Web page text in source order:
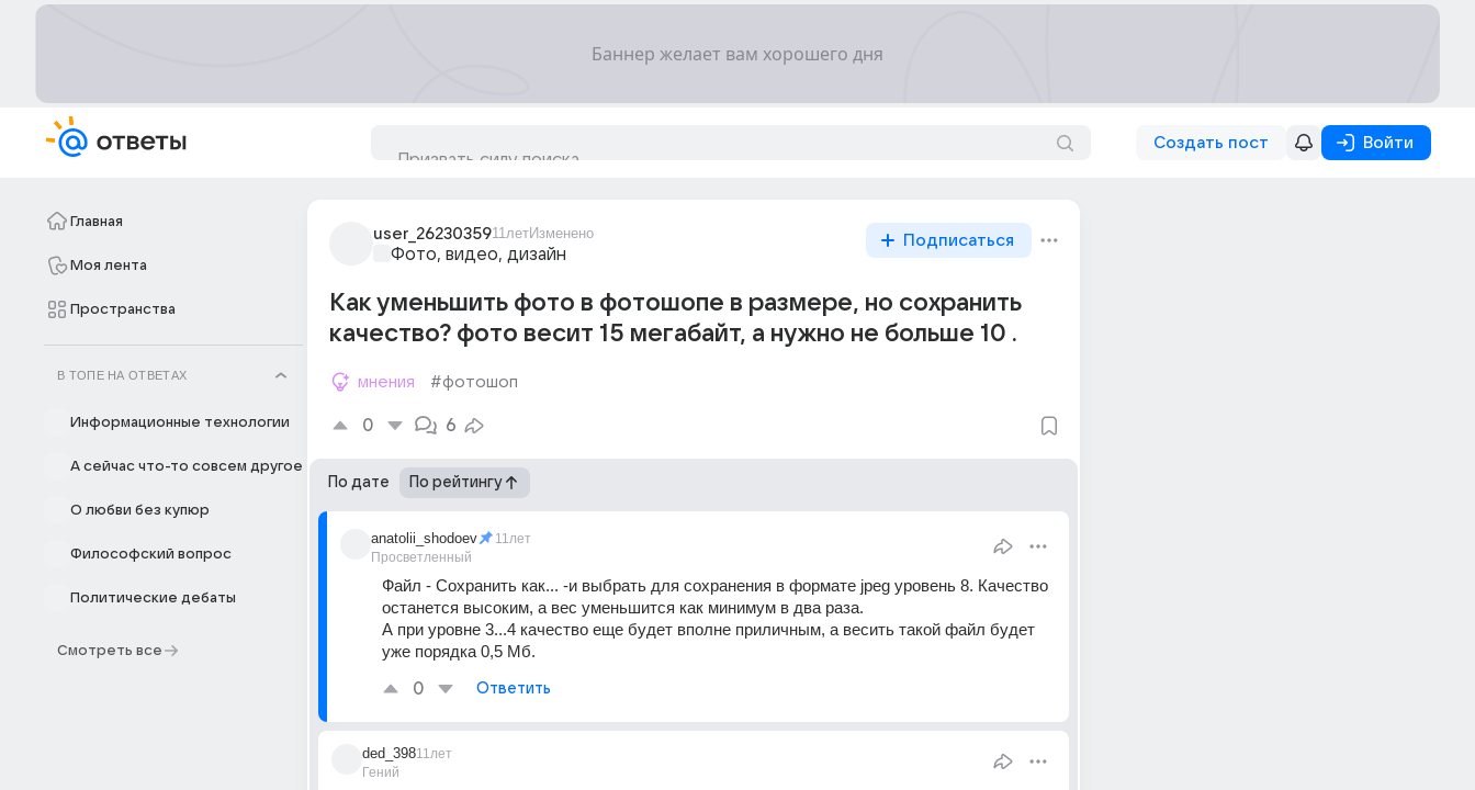
Создать пост Войти
Главная
Моя лента
Пространства
В ТОПЕ НА ОТВЕТАХ
Информационные технологии
А сейчас что-то совсем другое
О любви без купюр
Философский вопрос
Политические дебаты
Смотреть все
user_2623035911летИзменено
Фото, видео, дизайн
Подписаться
Как уменьшить фото в фотошопе в размере, но сохранить
качество? фото весит 15 мегабайт, а нужно не больше 10 .
мнения #фотошоп
0 6
По дате По рейтингу
anatolii_shodoev
Просветленный
11лет
Файл - Сохранить как... -и выбрать для сохранения в формате jpeg уровень 8. Качество
останется высоким, а вес уменьшится как минимум в два раза.
А при уровне 3...4 качество еще будет вполне приличным, а весить такой файл будет
уже порядка 0,5 Мб.
0 Ответить
ded_398
Гений
11лет